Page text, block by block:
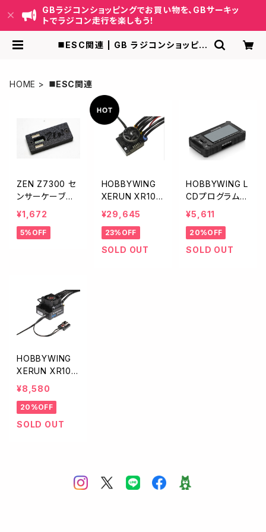
GBラジコンショッピングでお買い物を、GBサーキッ
トでラジコン走行を楽しもう！
◼️ESC関連 | GB ラジコンショッピン
HOME
◼️ESC関連
ZEN Z7300 セ
ンサーケーブル
チェッカー
¥1,672
5%OFF
HOBBYWING
XERUN XR10 P
RO G3 ブラック
【1/10用】HW30
112619
¥29,645
23%OFF
SOLD OUT
HOBBYWING L
CDプログラムボ
ックスPRO HW
30502002
¥5,611
20%OFF
SOLD OUT
HOBBYWING
XERUN XR10 J
ustock G3S【1/
10, 1/12用】HW
30112005
¥8,580
20%OFF
SOLD OUT